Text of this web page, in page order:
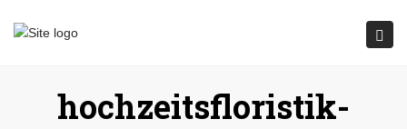
Submit
hochzeitsfloristik-